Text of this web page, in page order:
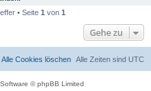
• Seite 1 von 1
Gehe zu
Alle Zeiten sind UTC
Alle Cookies löschen
© phpBB Limited